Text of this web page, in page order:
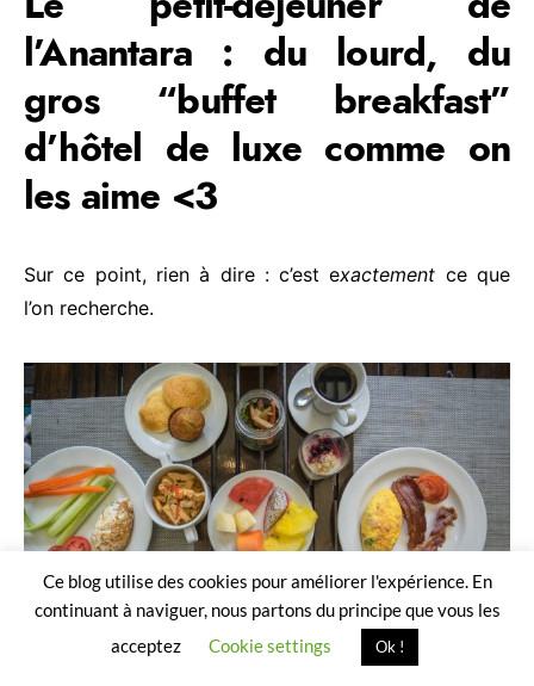
l’Anantara : du lourd, du
gros “buffet breakfast”
d’hôtel de luxe comme on
les aime <3
Sur ce point, rien à dire : c’est exactement ce que
l’on recherche.
Ce blog utilise des cookies pour améliorer l'expérience. En
continuant à naviguer, nous partons du principe que vous les
acceptez
Cookie settings Ok !